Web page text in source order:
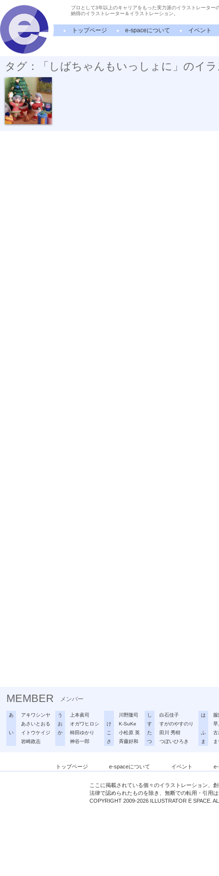
プロとして3年以上のキャリアをもった実力派のイラストレーター
納得のイラストレーター＆イラストレーション。
トップページ e-spaceについて イベント
タグ：「しばちゃんもいっしょに」のイ
クリスマスパ...
MEMBER メンバー
あ
アキワシンヤ
あさいとおる
い
イトウケイジ
岩崎政志
う
上本眞司
お
オガワヒロシ
か
柿田ゆかり
神谷一郎
川野隆司
け
K-SuKe
こ
小松原 英
さ
斉藤好和
し
白石佳子
す
すがのやすのり
た
田川 秀樹
つ
つぼいひろき
は
早
ふ
古
ま
トップページ e-spaceについて イベント
ここに掲載されている個々のイラストレーション、
法律で認められたものを除き、無断での転用・引用
COPYRIGHT 2009-2026 ILLUSTRATOR E SPACE.